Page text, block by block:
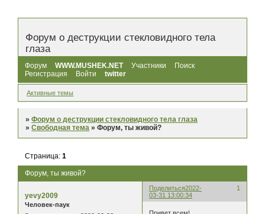
Форум о деструкции стекловидного тела
глаза
Форум WWW.MUSHEK.NET Участники
Поиск
Регистрация
Войти twitter
Активные темы
»Форум о деструкции стекловидного тела глаза
»Свободная тема »Форум, ты живой?
Форум, ты живой?
Страница:1
Поделиться 1
2022-
03-31 13:00:34
yevy2009
Человек-паук
Привет всем!